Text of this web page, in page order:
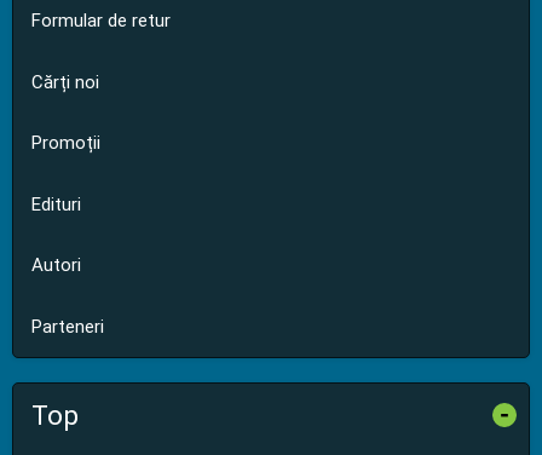
Formular de retur
Cărți noi
Promoții
Edituri
Autori
Parteneri
Top -